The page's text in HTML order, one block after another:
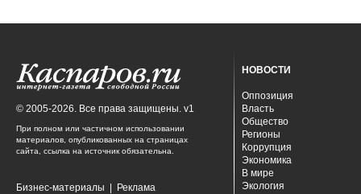
© 2005-2026. Все права защищены. v1
При полном или частичном использовании
материалов, опубликованных на страницах
сайта, ссылка на источник обязательна.
Бизнес-материалы Реклама
НОВОСТИ
Оппозиция
Власть
Общество
Регионы
Коррупция
Экономика
В мире
Экология